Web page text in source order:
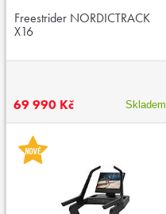
Freestrider NORDICTRACK
X16
69 990 Kč Skladem